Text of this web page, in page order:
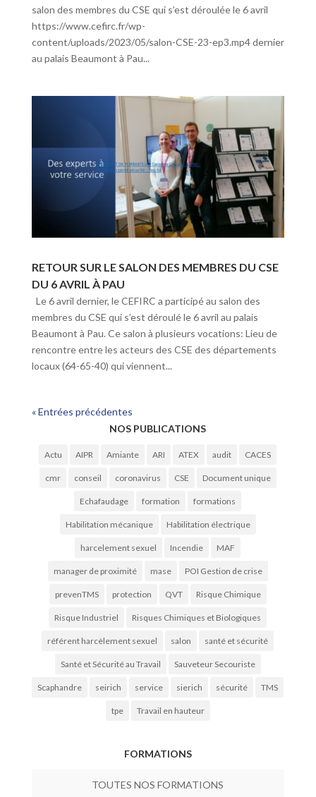
salon des membres du CSE qui s’est déroulée le 6 avril
https://www.cefirc.fr/wp-
content/uploads/2023/05/salon-CSE-23-ep3.mp4 dernier
au palais Beaumont à Pau...
RETOUR SUR LE SALON DES MEMBRES DU CSE
DU 6 AVRIL À PAU
Le 6 avril dernier, le CEFIRC a participé au salon des
membres du CSE qui s’est déroulé le 6 avril au palais
Beaumont à Pau. Ce salon à plusieurs vocations: Lieu de
rencontre entre les acteurs des CSE des départements
locaux (64-65-40) qui viennent...
« Entrées précédentes
NOS PUBLICATIONS
Actu AIPR Amiante ARI ATEX audit CACES
cmr conseil coronavirus CSE Document unique
Echafaudage formation formations
Habilitation mécanique Habilitation électrique
harcelement sexuel Incendie MAF
manager de proximité mase POI Gestion de crise
prevenTMS protection QVT Risque Chimique
Risque Industriel Risques Chimiques et Biologiques
référent harcèlement sexuel salon santé et sécurité
Santé et Sécurité au Travail Sauveteur Secouriste
Scaphandre seirich service sierich sécurité TMS
tpe Travail en hauteur
FORMATIONS
TOUTES NOS FORMATIONS